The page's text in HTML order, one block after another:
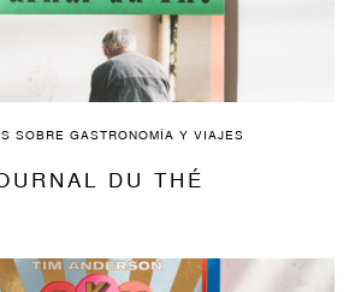
SOBRE GASTRONOMÍA Y VIAJES
DU THÉ